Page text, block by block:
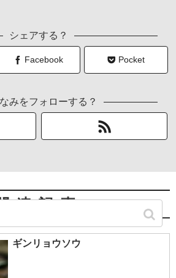
シェアする？
Facebook Pocket
みをフォローする？
連記事
ギンリョウソウ